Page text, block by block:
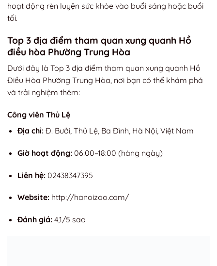
hoạt động rèn luyện sức khỏe vào buổi sáng hoặc buổi
tối.
Top 3 địa điểm tham quan xung quanh Hồ
điều hòa Phường Trung Hòa
Dưới đây là Top 3 địa điểm tham quan xung quanh Hồ
Điều Hòa Phường Trung Hòa, nơi bạn có thể khám phá
và trải nghiệm thêm:
Công viên Thủ Lệ
Địa chỉ: Đ. Bưởi, Thủ Lệ, Ba Đình, Hà Nội, Việt Nam
Giờ hoạt động: 06:00–18:00 (hàng ngày)
Liên hệ: 02438347395
Website: http://hanoizoo.com/
Đánh giá: 4,1/5 sao